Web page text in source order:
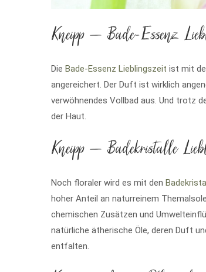
Kneipp – Bade-Essenz
Die Bade-Essenz Lieblingszeit ist mit
angereichert. Der Duft ist wirklich
verwöhnendes Vollbad aus. Und trotz
der Haut.
Kneipp – Badekristalle
Noch floraler wird es mit den
hoher Anteil an naturreinem
chemischen Zusätzen und
natürliche ätherische Öle, deren Duft
entfalten.